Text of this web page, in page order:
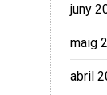
juny
maig
abril